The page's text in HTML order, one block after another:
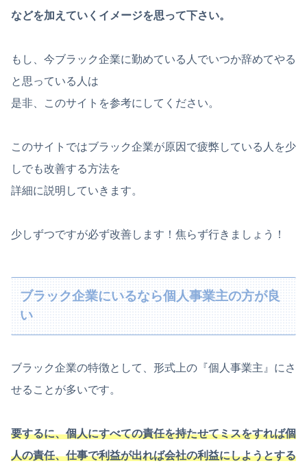
などを加えていくイメージを思って下さい。
もし、今ブラック企業に勤めている人でいつか辞めてやる
と思っている人は
是非、このサイトを参考にしてください。
このサイトではブラック企業が原因で疲弊している人を少
しでも改善する方法を
詳細に説明していきます。
少しずつですが必ず改善します！焦らず行きましょう！
ブラック企業にいるなら個人事業主の方が良
い
ブラック企業の特徴として、形式上の『個人事業主』にさ
せることが多いです。
要するに、個人にすべての責任を持たせてミスをすれば個
人の責任、仕事で利益が出れば会社の利益にしようとする